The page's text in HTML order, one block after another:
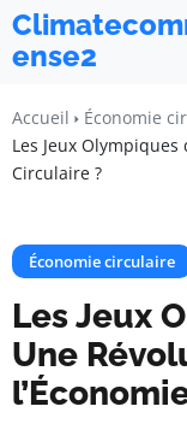
ense2
Accueil
Économie
Les Jeux Olympiques
Circulaire ?
Économie circulaire
Les Jeux
Une